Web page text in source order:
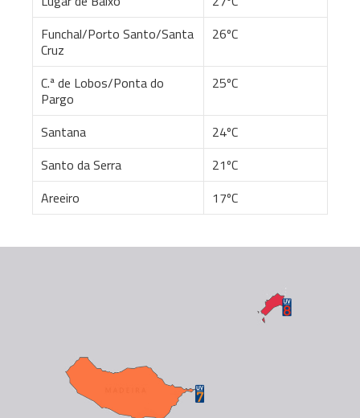
Funchal/Porto Santo/Santa
Cruz
26ºC
C.ª de Lobos/Ponta do
Pargo
25ºC
Santana
24ºC
Santo da Serra
21ºC
Areeiro
17ºC